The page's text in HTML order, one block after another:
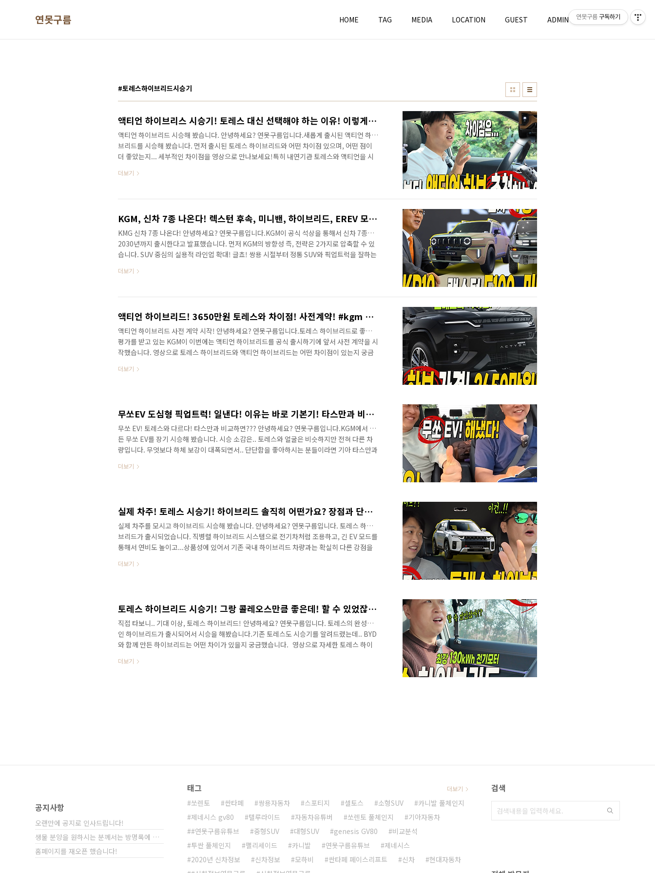
연못구름 HOME TAG MEDIA LOCATION GUEST ADMIN WRITE
#토레스하이브리드시승기
액티언 하이브리스 시승기! 토레스 대신 선택해야 하는 이유! 이렇게 다릅니다! #kgm #풀하이브리드 #byd
액티언 하이브리드 시승해 봤습니다. 안녕하세요? 연못구름입니다.새롭게 출시된 액티언 하이
브리드를 시승해 봤습니다. 먼저 출시된 토레스 하이브리드와 어떤 차이점 있으며, 어떤 점이
더 좋았는지... 세부적인 차이점을 영상으로 만나보세요!특히 내연기관 토레스와 액티언을 시
스 시승기! 토레스 대신 선택해야 하는 이유! &nbsp;&nbsp;"> 시승을 해보시라고 하는 이유
로 카멜 베이지 색상까지 보시다면 준중형급 액티언도 중형급이 부럽지 않을 정도의 고급스러
더보기
KGM, 신차 7종 나온다! 렉스턴 후속, 미니밴, 하이브리드, EREV 모두 만든다!
KMG 신차 7종 나온다! 안녕하세요? 연못구름입니다.KGM이 공식 석상을 통해서 신차 7종을
2030년까지 출시한다고 발표했습니다. 먼저 KGM의 방향성 즉, 전략은 2가지로 압축할 수 있
습니다. SUV 중심의 실용적 라인업 확대! 글쵸! 쌍용 시절부터 정통 SUV와 픽업트럭을 잘하는
에서 냉정하게 본다면 KGM은 글로벌 시장에 판도를 바꿀만큼 큰 영향력을 가지고 있지 않으
중국 BYD와 협력해서 하이브리드 파워트레인을 탑재하고 출시가 되었죠?채널에 예상에는 지
더보기
액티언 하이브리드! 3650만원 토레스와 차이점! 사전계약! #kgm #풀하이브리드
액티언 하이브리드 사전 계약 시작! 안녕하세요? 연못구름입니다.토레스 하이브리드로 좋은
평가를 받고 있는 KGM이 이번에는 액티언 하이브리드를 공식 출시하기에 앞서 사전 계약을 시
작했습니다. 영상으로 토레스 하이브리드와 액티언 하이브리드는 어떤 차이점이 있는지 궁금
하셨던 분들이 많죠? 공개된 가격은 3650만원~3750만원으로 확정 가격은 사전계약이 종료
더보기
무쏘EV 도심형 픽업트럭! 일낸다! 이유는 바로 기본기! 타스만과 비교하면.. #MUSSOEV #TORRES #KGM #전기차 #시승기
무쏘 EV! 토레스와 다르다! 타스만과 비교하면??? 안녕하세요? 연못구름입니다.KGM에서 만
든 무쏘 EV를 장기 시승해 봤습니다. 시승 소감은.. 토레스와 얼굴은 비슷하지만 전혀 다른 차
량입니다. 무엇보다 하체 보강이 대폭되면서.. 단단함을 좋아하시는 분들이라면 기아 타스만과
승기를 만나보세요! 도심형 픽업트럭을 제대로 만들었습니다.&nbsp;&nbsp;"> 다음 소식은
더보기
실제 차주! 토레스 시승기! 하이브리드 솔직히 어떤가요? 장점과 단점! #tmed2 #그랑콜레오스 #BYD
실제 차주를 모시고 하이브리드 시승해 봤습니다. 안녕하세요? 연못구름입니다. 토레스 하이
브리드가 출시되었습니다. 직병렬 하이브리드 시스템으로 전기차처럼 조용하고, 긴 EV 모드를
통해서 연비도 높이고...상품성에 있어서 기존 국내 하이브리드 차량과는 확실히 다른 강점을
존 차주라면 갈아탈까? 그래서... 궁금해진 부분이 있었는데.. 만약 기존 차주라면 하이브리드
더보기
토레스 하이브리드 시승기! 그랑 콜레오스만큼 좋은데! 할 수 있었잖아?? #투싼 #스포티지 #SUV #KGM
직접 타보니.. 기대 이상, 토레스 하이브리드! 안녕하세요? 연못구름입니다. 토레스의 완성판
인 하이브리드가 출시되어서 시승을 해봤습니다.기존 토레스도 시승기를 알려드렸는데.. BYD
와 함께 만든 하이브리드는 어떤 차이가 있을지 궁금했습니다. 영상으로 자세한 토레스 하이
브리드는 국내 제조사의 병렬식 하이브리드 보다 더욱 부드러운 느낌이었으며, 엔진으로 전환
더보기
공지사항
오랜만에 공지로 인사드립니다!
생물 분양을 원하시는 분께서는 방명록에 비밀글⋯
홈페이지를 재오픈 했습니다!
태그
쏘렌토 싼타페 쌍용자동차 스포티지 셀토스 소형SUV
카니발 풀체인지
제네시스 gv80
텔루라이드 자동차유튜버 쏘렌토 풀체인지
기아자동차
#연못구름유튜브
중형SUV 대형SUV genesis GV80
비교분석
투싼 풀체인지
팰리세이드 카니발 연못구름유튜브
제네시스
2020년 신차정보
신차정보 모하비 싼타페 페이스리프트 신차
현대자동차
더보기 검색
연못구름 구독하기